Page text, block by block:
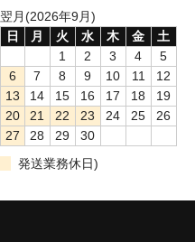
翌月(2026年9月)
日
月 火 水 木 金
土
1
2 3 4
5
6
7 8 9 10 11
12
13
14 15 16 17 18
19
20
21 22 23 24 25
26
27
28 29
30
発送業務休日)